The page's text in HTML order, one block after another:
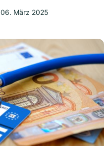
06. März 2025